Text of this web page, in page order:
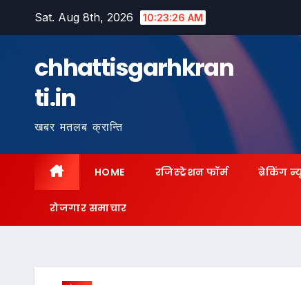
Sat. Aug 8th, 2026 10:23:27 AM
chhattisgarhkran
ti.in
खबर मतलब क्रान्ति
HOME रजिस्ट्रेशन फॉर्म ब्रेकिंग
रोजगार समाचार